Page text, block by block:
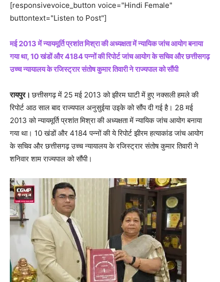
[responsivevoice_button voice="Hindi Female"
buttontext="Listen to Post"]
मई 2013 में न्यायमूर्ति प्रशांत मिश्रा की अध्यक्षता में न्यायिक जांच आयोग बनाया
गया था, 10 खंडों और 4184 पन्नों की रिपोर्ट जांच आयोग के सचिव और छत्तीसगढ़
उच्च न्यायालय के रजिस्ट्रार संतोष कुमार तिवारी ने राज्यपाल को सौंपी
रायपुर।छत्तीसगढ़ में 25 मई 2013 को झीरम घाटी में हुए नक्सली हमले की
रिपोर्ट आठ साल बाद राज्यपाल अनुसुईया उइके को सौंप दी गई है। 28 मई
2013 को न्यायमूर्ति प्रशांत मिश्रा की अध्यक्षता में न्यायिक जांच आयोग बनाया
गया था। 10 खंडों और 4184 पन्नों की ये रिपोर्ट झीरम हत्याकांड जांच आयोग
के सचिव और छत्तीसगढ़ उच्च न्यायालय के रजिस्ट्रार संतोष कुमार तिवारी ने
शनिवार शाम राज्यपाल को सौंपी।